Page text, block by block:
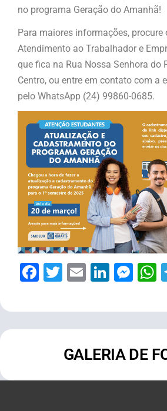
no programa Geração do Amanhã!
Para maiores informações, procure
Atendimento ao Trabalhador e
que fica na Rua Nossa Senhora do
Centro, ou entre em contato com a
pelo WhatsApp (24) 99860-0685.
Facebook
Twitter
Email
GALERIA DE